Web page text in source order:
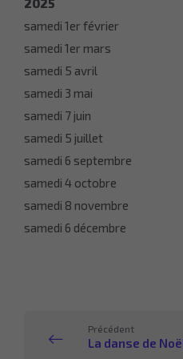
2025
samedi 1er février
samedi 1er mars
samedi 5 avril
samedi 3 mai
samedi 7 juin
samedi 5 juillet
samedi 6 septembre
samedi 4 octobre
samedi 8 novembre
samedi 6 décembre
Précédent
La danse de